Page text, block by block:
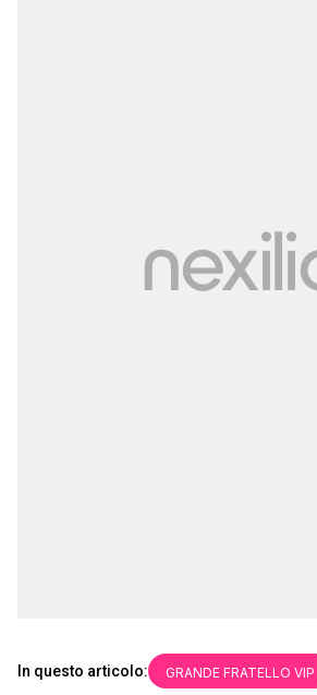
In questo articolo: GRANDE FRATELLO VIP